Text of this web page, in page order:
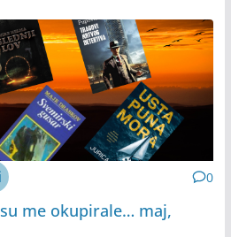
0
me okupirale… maj,